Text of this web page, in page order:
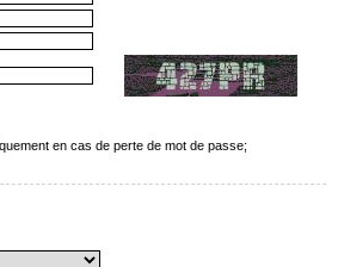
en cas de perte de mot de passe;